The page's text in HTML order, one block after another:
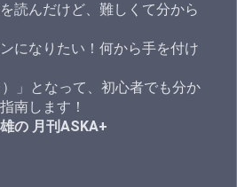
読んだけど、難しくて分から
になりたい！何から手を付け
）」となって、初心者でも分か
南します！
の 月刊ASKA+